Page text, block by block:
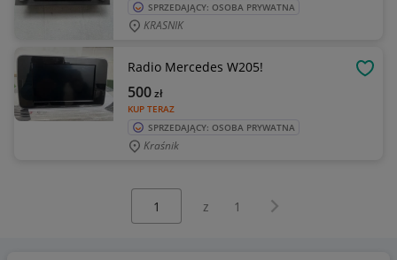
SPRZEDAJĄCY: OSOBA PRYWATNA
KRASNIK
Radio Mercedes W205!
KUP TERAZ
500zł
SPRZEDAJĄCY: OSOBA PRYWATNA
Kraśnik
z 1 Następna strona